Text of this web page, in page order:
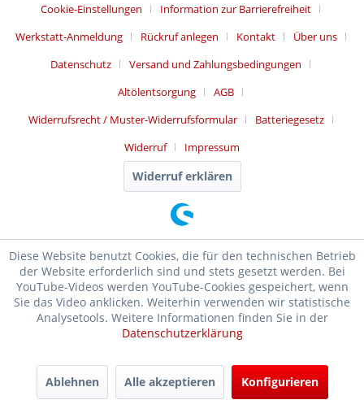
Cookie-Einstellungen
Information zur Barrierefreiheit
Werkstatt-Anmeldung
Rückruf anlegen Kontakt
Über uns
Datenschutz
Versand und Zahlungsbedingungen
Altölentsorgung
AGB
Widerrufsrecht / Muster-Widerrufsformular
Batteriegesetz
Widerruf
Impressum
Widerruf erklären
Diese Website benutzt Cookies, die für den technischen Betrieb
der Website erforderlich sind und stets gesetzt werden. Bei
YouTube-Videos werden YouTube-Cookies gespeichert, wenn
Sie das Video anklicken. Weiterhin verwenden wir statistische
Analysetools. Weitere Informationen finden Sie in der
Datenschutzerklärung
Ablehnen Alle akzeptieren Konfigurieren
SEHR GUT (4.99 / 5)
aus17476
Bewertungen bei: ebay.de, shopvote.de ⓘ
Informationen zur Echtheit der Bewertungen